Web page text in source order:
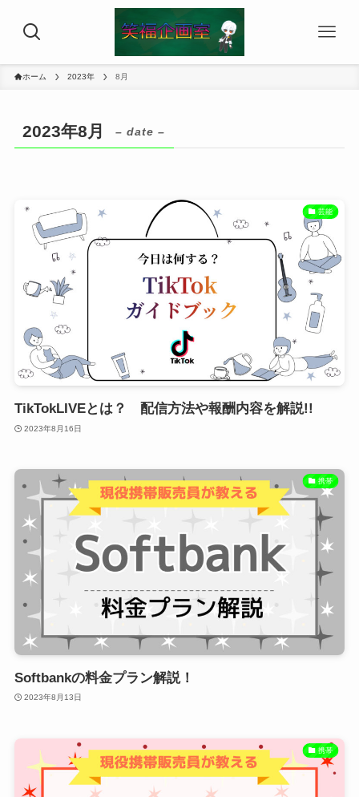
ホーム 2023年 8月
2023年8月 – date –
芸能
TikTokLIVEとは？ 配信方法や報酬内容を解説!!
2023年8月16日
携帯
Softbankの料金プラン解説！
2023年8月13日
携帯